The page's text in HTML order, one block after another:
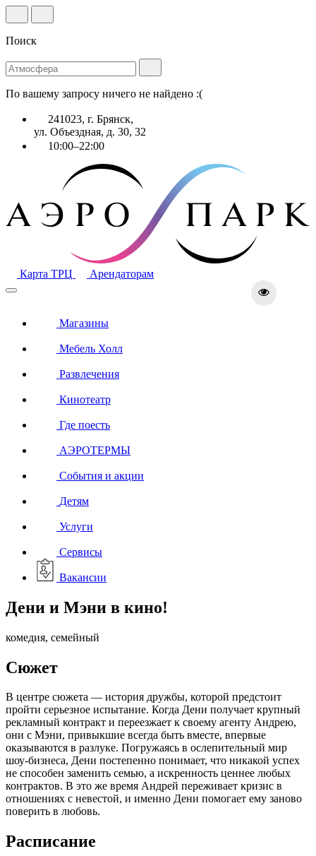
Поиск
По вашему запросу ничего не найдено :(
241023, г. Брянск,
ул. Объездная, д. 30, 32
10:00–22:00
Карта ТРЦ Арендаторам
Магазины
Мебель Холл
Развлечения
Кинотеатр
Где поесть
АЭРОТЕРМЫ
События и акции
Детям
Услуги
Сервисы
Вакансии
Дени и Мэни в кино!
комедия, семейный
Сюжет
В центре сюжета — история дружбы, которой предстоит
пройти серьезное испытание. Когда Дени получает крупный
рекламный контракт и переезжает к своему агенту Андрею,
они с Мэни, привыкшие всегда быть вместе, впервые
оказываются в разлуке. Погружаясь в ослепительный мир
шоу-бизнеса, Дени постепенно понимает, что никакой успех
не способен заменить семью, а искренность ценнее любых
контрактов. В это же время Андрей переживает кризис в
отношениях с невестой, и именно Дени помогает ему заново
поверить в любовь.
Расписание